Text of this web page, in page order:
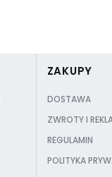
ZAKUPY
DOSTAWA
ZWROTY I
REGULAMIN
POLITYKA